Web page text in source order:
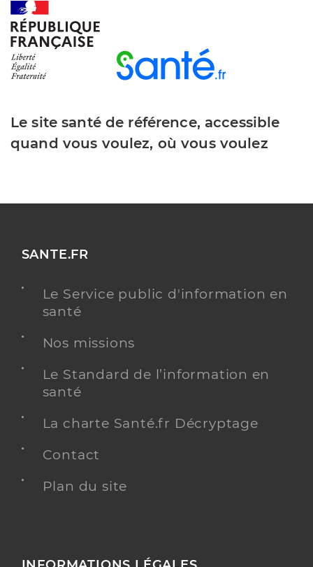
Le site santé de référence, accessible
quand vous voulez, où vous voulez
SANTE.FR
Le Service public d'information en
santé
Nos missions
Le Standard de l’information en
santé
La charte Santé.fr Décryptage
Contact
Plan du site